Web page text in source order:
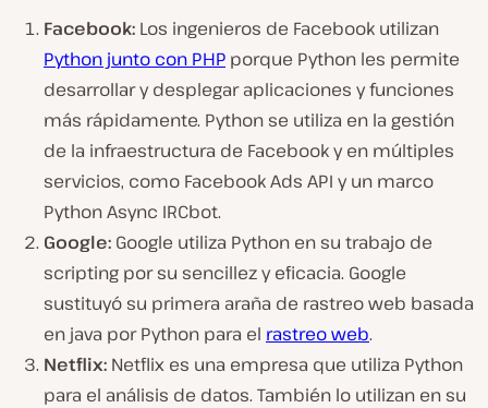
Facebook: Los ingenieros de Facebook utilizan
Python junto con PHP porque Python les permite
desarrollar y desplegar aplicaciones y funciones
más rápidamente. Python se utiliza en la gestión
de la infraestructura de Facebook y en múltiples
servicios, como Facebook Ads API y un marco
Python Async IRCbot.
Google: Google utiliza Python en su trabajo de
scripting por su sencillez y eficacia. Google
sustituyó su primera araña de rastreo web basada
en java por Python para el rastreo web.
Netflix: Netflix es una empresa que utiliza Python
para el análisis de datos. También lo utilizan en su